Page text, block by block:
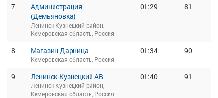
7
Администрация
(Демьяновка)
Ленинск-Кузнецкий район,
Кемеровская область, Россия
01:29 81
8 Магазин Дарница
Кемеровская область, Россия
01:34 90
9 Ленинск-Кузнецкий АВ
Ленинск-Кузнецкий район,
Кемеровская область, Россия
01:40 91